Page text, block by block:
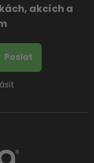
akcích a